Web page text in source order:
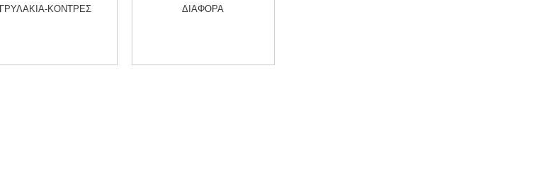
ΓΡΥΛΑΚΙΑ-ΚΟΝΤΡΕΣ ΔΙΑΦΟΡΑ